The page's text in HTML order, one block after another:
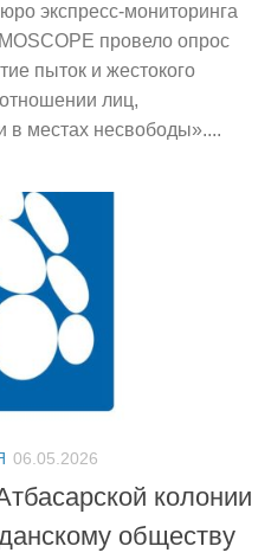
экспресс-мониторинга
провело опрос
пыток и жестокого
лиц,
в местах несвободы»....
06.05.2026
колонии
обществу